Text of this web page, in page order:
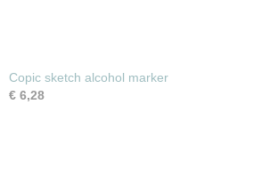
Copic sketch alcohol marker
€ 6,28